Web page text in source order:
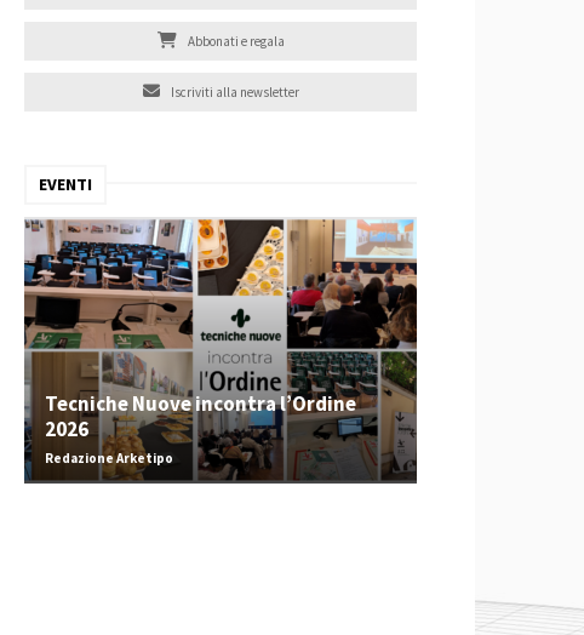
Abbonati e regala
Iscriviti alla newsletter
EVENTI
Tecniche Nuove incontra l’Ordine
2026
Redazione Arketipo